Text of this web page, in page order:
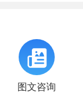
图文咨询